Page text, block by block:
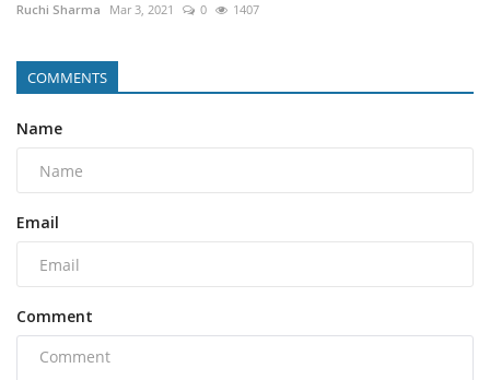
Ruchi Sharma Mar 3, 2021 0 1407
COMMENTS
Name
Email
Comment